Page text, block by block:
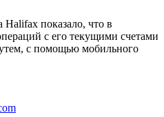
Halifax показало, что в
с его текущими счетами
с помощью мобильного